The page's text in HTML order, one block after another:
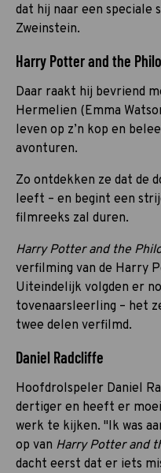
dat hij naar een speciale
Zweinstein.
Harry Potter and the
Daar raakt hij bevriend
Hermelien (Emma
leven op z’n kop en
avonturen.
Zo ontdekken ze dat de
leeft – en begint een
filmreeks zal duren.
Harry Potter and the
verfilming van de Harry
Uiteindelijk volgden er
tovenaarsleerling – het
twee delen verfilmd.
Daniel Radcliffe
Hoofdrolspeler Daniel
dertiger en heeft er
werk te kijken. "Ik was
op van Harry Potter and
dacht eerst dat er iets